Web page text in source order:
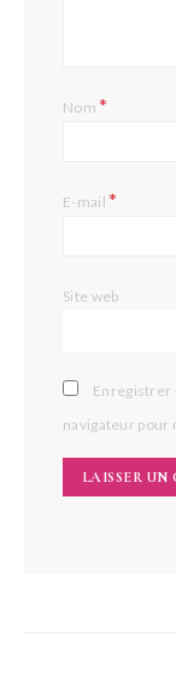
Nom*
E-mail*
Site web
Enregistrer
navigateur pour